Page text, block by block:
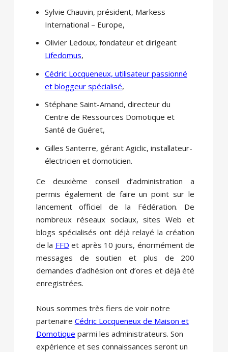
Sylvie Chauvin, président, Markess
International – Europe,
Olivier Ledoux, fondateur et dirigeant
Lifedomus,
Cédric Locqueneux, utilisateur passionné
et bloggeur spécialisé,
Stéphane Saint-Amand, directeur du
Centre de Ressources Domotique et
Santé de Guéret,
Gilles Santerre, gérant Agiclic, installateur-
électricien et domoticien.
Ce deuxième conseil d’administration a
permis également de faire un point sur le
lancement officiel de la Fédération. De
nombreux réseaux sociaux, sites Web et
blogs spécialisés ont déjà relayé la création
de la FFD et après 10 jours, énormément de
messages de soutien et plus de 200
demandes d’adhésion ont d’ores et déjà été
enregistrées.
Nous sommes très fiers de voir notre
partenaire Cédric Locqueneux de Maison et
Domotique parmi les administrateurs. Son
expérience et ses connaissances seront un